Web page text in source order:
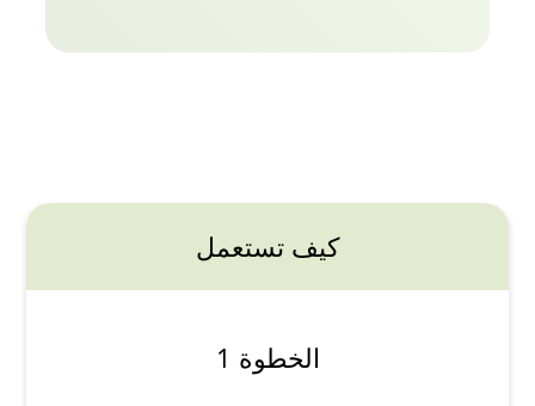
كيف تستعمل
الخطوة 1